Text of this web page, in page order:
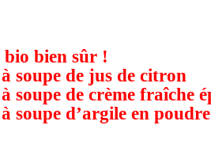
bien sûr !
soupe de jus de citron
soupe de crème fraîche
soupe d’argile en poudre